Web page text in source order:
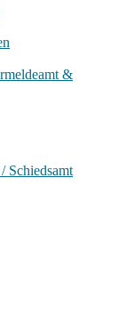
&
Schiedsamt